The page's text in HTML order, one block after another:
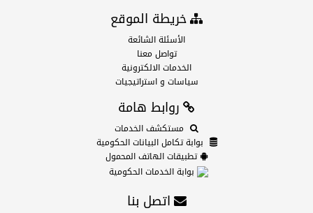
خريطة الموقع
الأسئلة الشائعة
تواصل معنا
الخدمات الالكترونية
سياسات و استراتيجيات
روابط هامة
مستكشف الخدمات
بوابة تكامل البيانات الحكومية
تطبيقات الهاتف المحمول
بوابة الخدمات الحكومية
اتصل بنا